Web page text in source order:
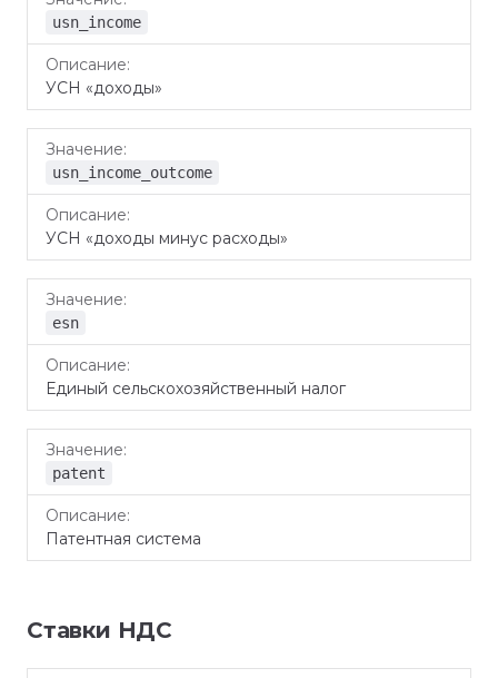
usn_income
УСН «доходы»
usn_income_outcome
УСН «доходы минус расходы»
esn
Единый сельскохозяйственный налог
patent
Патентная система
Ставки НДС